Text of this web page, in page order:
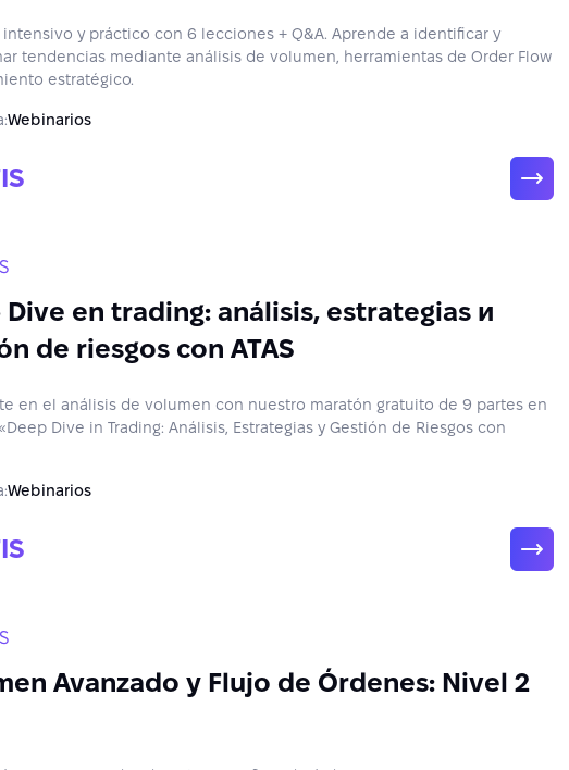
intensivo y práctico con 6 lecciones + Q&A. Aprende a identificar y
tendencias mediante análisis de volumen, herramientas de Order Flow
estratégico.
Webinarios
Dive en trading: análisis, estrategias и
de riesgos con ATAS
en el análisis de volumen con nuestro maratón gratuito de 9 partes en
Dive in Trading: Análisis, Estrategias y Gestión de Riesgos con
Webinarios
Avanzado y Flujo de Órdenes: Nivel 2